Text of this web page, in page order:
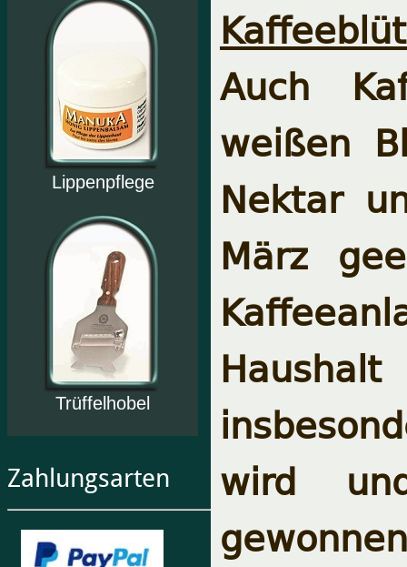
Lippenpflege
Trüffelhobel
Zahlungsarten
Auch
weißen
Nektar
März
wird